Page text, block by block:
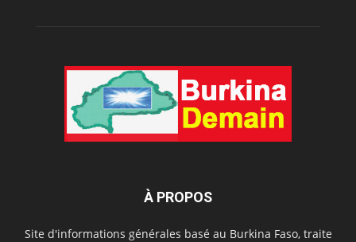
À PROPOS
Site d'informations générales basé au Burkina Faso, traite